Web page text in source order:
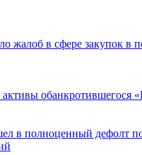
жалоб в сфере закупок в
обанкротившегося
в полноценный дефолт